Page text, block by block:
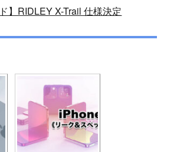
】RIDLEY X-Trail 仕様決定